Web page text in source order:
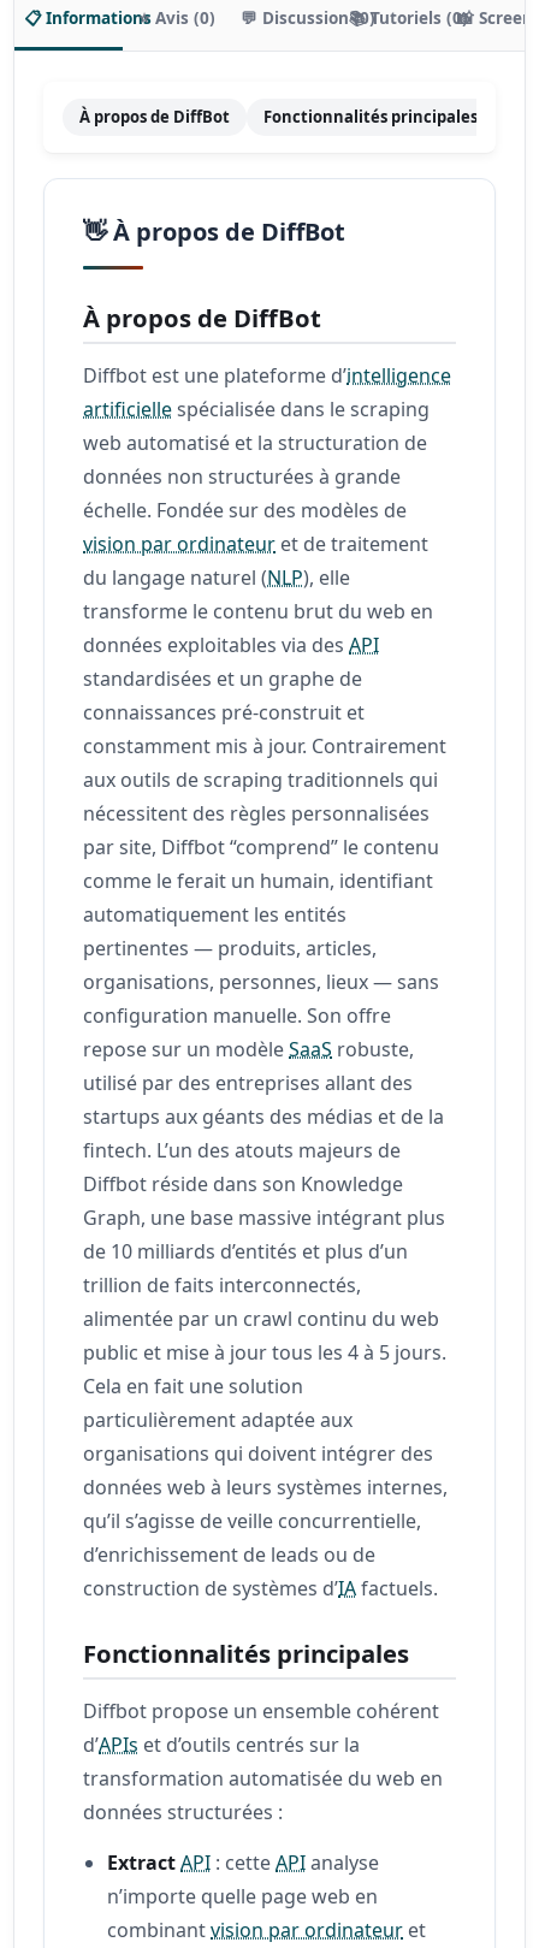
📋 Informations⭐ Avis (0) 💬 Discussion (0)📚 Tutoriels (0)📸
À propos de DiffBot Fonctionnalités principales
👋 À propos de DiffBot
À propos de DiffBot
Diffbot est une plateforme d’intelligence
artificiellespécialisée dans le scraping
web automatisé et la structuration de
données non structurées à grande
échelle. Fondée sur des modèles de
vision par ordinateur et de traitement
du langage naturel (NLP), elle
transforme le contenu brut du web en
données exploitables via desAPI
standardisées et un graphe de
connaissances pré-construit et
constamment mis à jour. Contrairement
aux outils de scraping traditionnels qui
nécessitent des règles personnalisées
par site, Diffbot “comprend” le contenu
comme le ferait un humain, identifiant
automatiquement les entités
pertinentes — produits, articles,
organisations, personnes, lieux — sans
configuration manuelle. Son offre
repose sur un modèleSaaS robuste,
utilisé par des entreprises allant des
startups aux géants des médias et de la
fintech. L’un des atouts majeurs de
Diffbot réside dans son Knowledge
Graph, une base massive intégrant plus
de 10 milliards d’entités et plus d’un
trillion de faits interconnectés,
alimentée par un crawl continu du web
public et mise à jour tous les 4 à 5 jours.
Cela en fait une solution
particulièrement adaptée aux
organisations qui doivent intégrer des
données web à leurs systèmes internes,
qu’il s’agisse de veille concurrentielle,
d’enrichissement de leads ou de
construction de systèmes d’IAfactuels.
Fonctionnalités principales
Diffbot propose un ensemble cohérent
d’APIs et d’outils centrés sur la
transformation automatisée du web en
données structurées :
ExtractAPI : cetteAPIanalyse
n’importe quelle page web en
combinantvision par ordinateur et